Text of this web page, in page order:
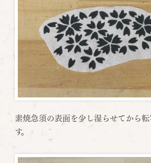
素焼急須の表面を少し湿らせてから転
す。